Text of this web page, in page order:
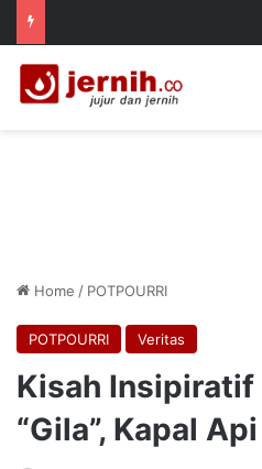
Home / POTPOURRI
POTPOURRI Veritas
Kisah Insipiratif
“Gila”, Kapal